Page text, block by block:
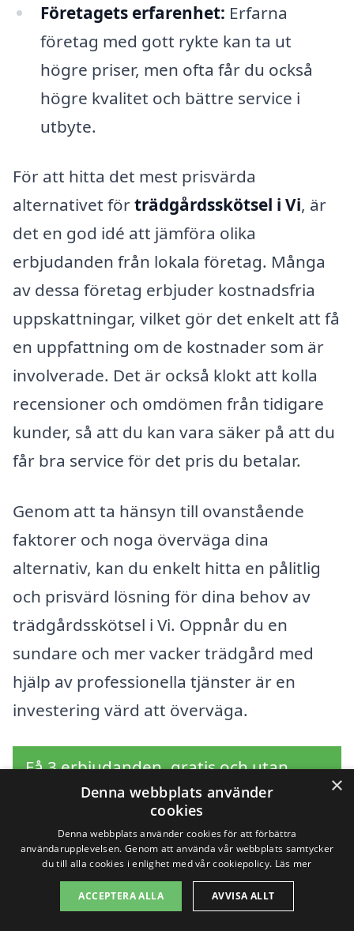
Företagets erfarenhet: Erfarna
företag med gott rykte kan ta ut
högre priser, men ofta får du också
högre kvalitet och bättre service i
utbyte.
För att hitta det mest prisvärda
alternativet förträdgårdsskötsel i Vi, är
det en god idé att jämföra olika
erbjudanden från lokala företag. Många
av dessa företag erbjuder kostnadsfria
uppskattningar, vilket gör det enkelt att få
en uppfattning om de kostnader som är
involverade. Det är också klokt att kolla
recensioner och omdömen från tidigare
kunder, så att du kan vara säker på att du
får bra service för det pris du betalar.
Genom att ta hänsyn till ovanstående
faktorer och noga överväga dina
alternativ, kan du enkelt hitta en pålitlig
och prisvärd lösning för dina behov av
trädgårdsskötsel i Vi. Oppnår du en
sundare och mer vacker trädgård med
hjälp av professionella tjänster är en
investering värd att överväga.
Få 3 erbjudanden, gratis och utan
förpliktelser
Sök efter en
professionell för
×
Denna webbplats använder
cookies
Denna webbplats använder cookies för att förbättra
användarupplevelsen. Genom att använda vår webbplats samtycker
du till alla cookies i enlighet med vår cookiepolicy. Läs mer
ACCEPTERA ALLA AVVISA ALLT